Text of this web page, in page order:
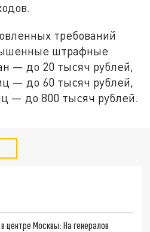
требований
штрафные
— до 20 тысяч рублей,
— до 60 тысяч рублей,
— до 800 тысяч рублей.
центре Москвы: На генералов